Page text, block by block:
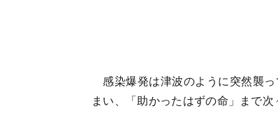
感染爆発は津波のように突然襲
まい、「助かったはずの命」まで次